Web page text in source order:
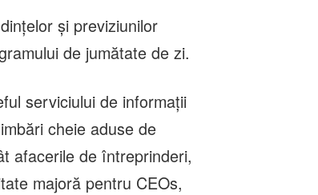
și previziunilor
de jumătate de zi.
serviciului de informații
cheie aduse de
afacerile de întreprinderi,
majoră pentru CEOs,